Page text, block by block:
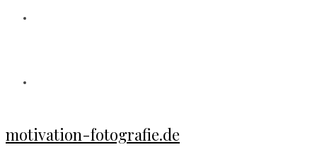
motivation-fotografie.de